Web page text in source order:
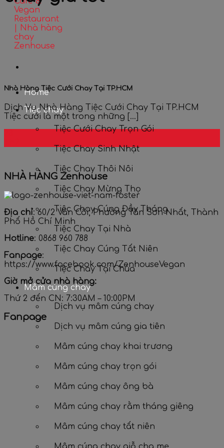
Home
Tiệc chay
Tiệc Cưới Chay Trọn Gói
Tiệc Chay Sinh Nhật
Tiệc Chay Thôi Nôi
Tiệc Chay Mừng Thọ
Tiệc Chay Cúng Đầy Tháng
Tiệc Chay Tại Nhà
Tiệc Chay Cúng Tất Niên
Tiệc Chay Tại Chùa
Mâm cúng chay
Dịch vụ mâm cúng chay
Dịch vụ mâm cúng gia tiên
Mâm cúng chay khai trương
Mâm cúng chay trọn gói
Mâm cúng chay ông bà
Mâm cúng chay rằm tháng giêng
Mâm cúng chay tất niên
Nhà Hàng Tiệc Cưới Chay Tại TP.HCM
Dịch Vụ Nhà Hàng Tiệc Cưới Chay Tại TP.HCM
Tiệc cưới là một trong những [...]
NHÀ HÀNG Zenhouse
Địa chỉ: 60/2 Vân Côi, Phường Tân Sơn Nhất, Thành
Phố Hồ Chí Minh
Hotline: 0868 960 788
Fanpage:
https://www.facebook.com/ZenhouseVegan
Giờ mở cửa nhà hàng:
Thứ 2 đến CN: 7:30AM – 10:00PM
Fanpage